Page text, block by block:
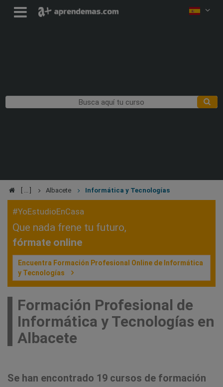
Albacete Informática y Tecnologías
#YoEstudioEnCasa
Que nada frene tu futuro,
fórmate online
Encuentra Formación Profesional Online de Informática
y Tecnologías
Formación Profesional de
Informática y Tecnologías en
Albacete
Se han encontrado 19 cursos de formación